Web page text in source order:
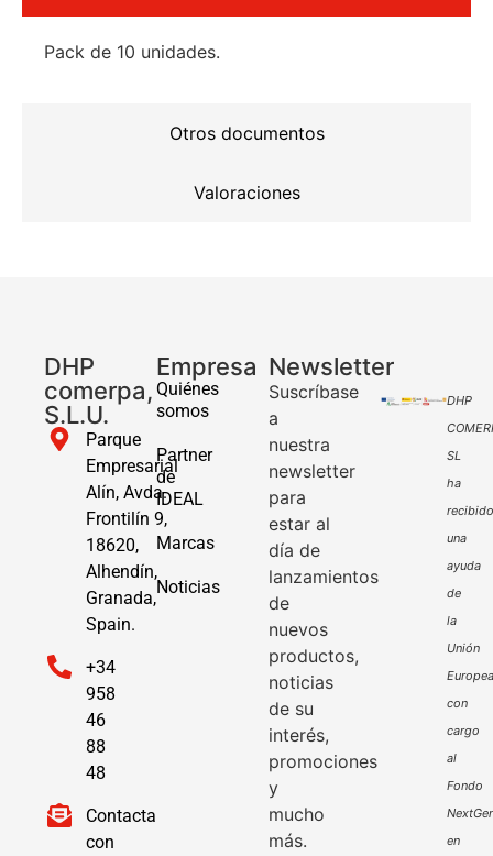
Otros documentos
Valoraciones
Pack de 10 unidades.
DHP
comerpa,
S.L.U.
Parque
Empresarial
Alín, Avda.
Frontilín 9,
18620,
Alhendín,
Granada,
Spain.
+34
958
46
88
48
Contacta
con
Empresa
Quiénes
somos
Partner
de
IDEAL
Marcas
Noticias
Newsletter
Suscríbase
a
nuestra
newsletter
para
estar al
día de
lanzamientos
de
nuevos
productos,
noticias
de su
interés,
promociones
y
mucho
más.
DHP
SL
ha
recibido
una
ayuda
de
la
Unión
Europea
con
cargo
al
Fondo
en